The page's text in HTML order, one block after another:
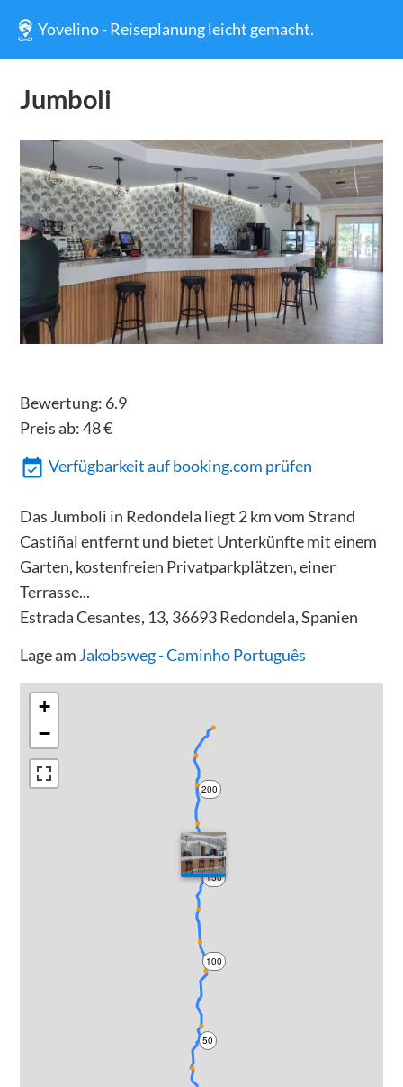
Yovelino - Reiseplanung leicht gemacht.
Jumboli
Bewertung: 6.9
Preis ab:48€
Verfügbarkeit auf booking.com prüfen
Das Jumboli in Redondela liegt 2 km vom Strand
Castiñal entfernt und bietet Unterkünfte mit einem
Garten, kostenfreien Privatparkplätzen, einer
Terrasse...
Estrada Cesantes, 13, 36693 Redondela, Spanien
Lage am Jakobsweg - Caminho Português
50
100
150
200
+
−